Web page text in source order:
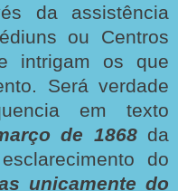
da assistência
ou Centros
intrigam os que
Será verdade
em texto
de 1868da
do
unicamente do